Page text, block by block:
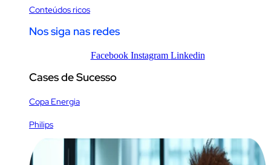
Conteúdos ricos
Nos siga nas redes
Facebook Instagram Linkedin
Cases de Sucesso
Copa Energia
Philips